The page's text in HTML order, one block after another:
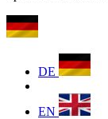
DE
EN